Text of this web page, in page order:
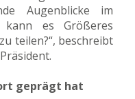
Augenblicke im
kann es Größeres
teilen?“, beschreibt
geprägt hat